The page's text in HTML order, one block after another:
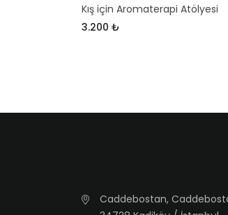
Kış için Aromaterapi Atölyesi
3.200 ₺
Caddebostan,